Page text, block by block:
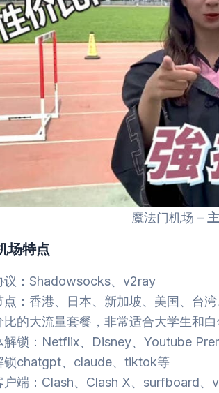
魔法门机场 –
场特点
议：Shadowsocks、v2ray
点：香港、日本、新加坡、美国、台
比的大流量套餐，非常适合大学生和
解锁：Netflix、Disney、Youtube
锁chatgpt、claude、tiktok等
户端：Clash、Clash X、surfboard